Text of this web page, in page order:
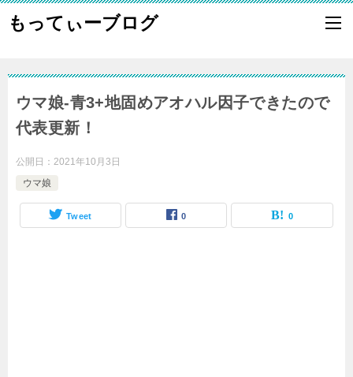
もってぃーブログ
ウマ娘-青3+地固めアオハル因子できたので
代表更新！
公開日： 2021年10月3日
ウマ娘
Tweet 0 0